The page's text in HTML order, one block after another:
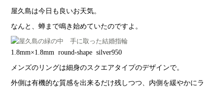
屋久島は今日も良いお天気。
なんと、蝉まで鳴き始めていたのですよ。
1.8mm×1.8mm round-shape silver950
メンズのリングは細身のスクエアタイプのデザインで。
外側は有機的な質感を出来るだけ残しつつ、内側を緩やかにラ